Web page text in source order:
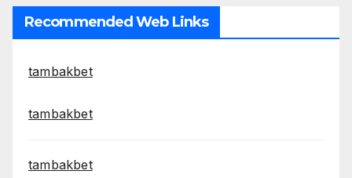
Recommended Web Links
tambakbet
tambakbet
tambakbet